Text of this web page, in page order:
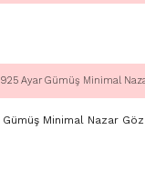
925 Ayar Gümüş Minimal